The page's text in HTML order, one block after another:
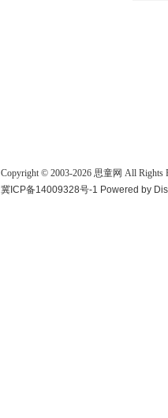
Copyright © 2003-2026 思童网 All Rights
冀ICP备14009328号-1 Powered by